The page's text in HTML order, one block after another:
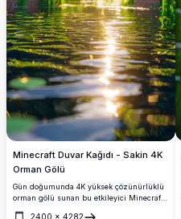
Minecraft Duvar Kağıdı - Sakin 4K
Orman Gölü
Gün doğumunda 4K yüksek çözünürlüklü
orman gölü sunan bu etkileyici Minecraft
duvar kağıdını deneyimleyin. Canlı yeşil
2400 × 4282